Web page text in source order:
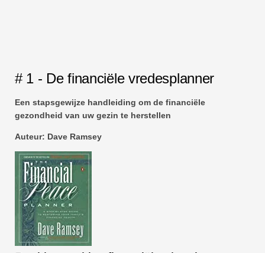
# 1 - De financiële vredesplanner
Een stapsgewijze handleiding om de financiële
gezondheid van uw gezin te herstellen
Auteur: Dave Ramsey